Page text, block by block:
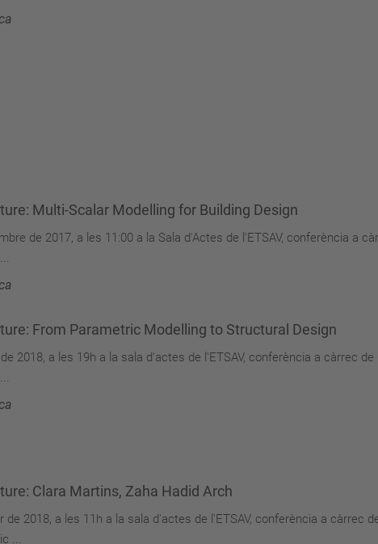
Multi-Scalar Modelling for Building Design
de 2017, a les 11:00 a la Sala d'Actes de l'ETSAV, conferència a
From Parametric Modelling to Structural Design
2018, a les 19h a la sala d'actes de l'ETSAV, conferència a càrrec
Clara Martins, Zaha Hadid Arch
de 2018, a les 11h a la sala d'actes de l'ETSAV, conferència a càrrec
...